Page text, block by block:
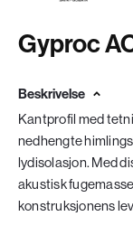
Gyproc
Beskrivelse
Kantprofil med
nedhengte
lydisolasjon. Med
akustisk
konstruksjonens